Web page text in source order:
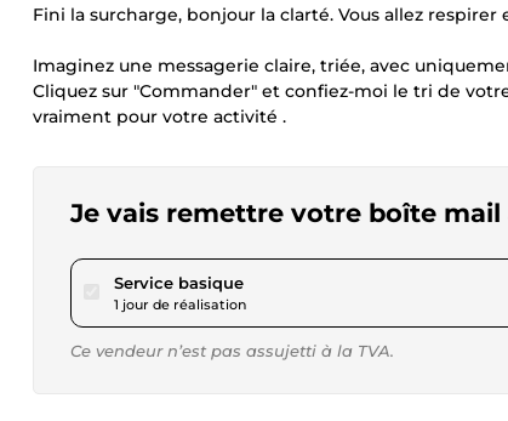
Fini la surcharge, bonjour la clarté. Vous allez
Imaginez une messagerie claire, triée, avec
Cliquez sur "Commander" et confiez-moi le tri de
vraiment pour votre activité .
Je vais remettre votre boîte
Service basiquepour 17,34 $US
1 jour de réalisation
Ce vendeur n’est pas assujetti à la TVA.